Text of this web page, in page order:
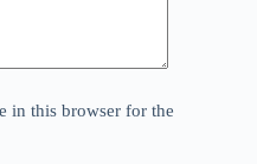
in this browser for the